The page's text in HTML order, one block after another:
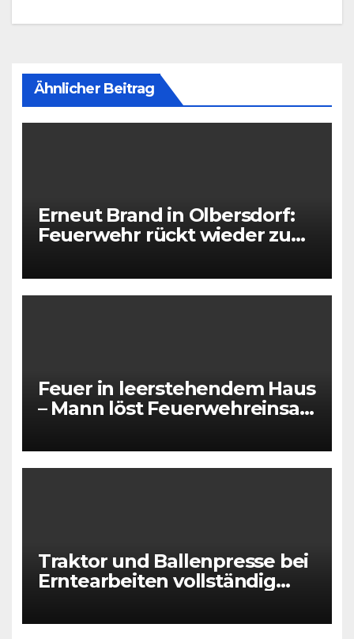
Ähnlicher Beitrag
Erneut Brand in Olbersdorf:
Feuerwehr rückt wieder zu
Feuer in leerstehendem Haus
– Mann löst Feuerwehreinsatz
Traktor und Ballenpresse bei
Erntearbeiten vollständig